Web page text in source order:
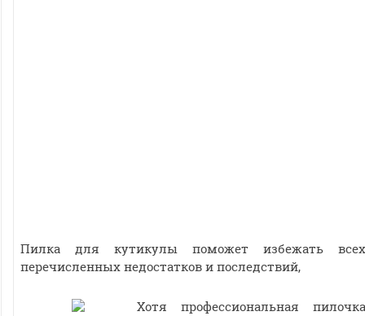
Пилка для кутикулы поможет избежать всех
перечисленных недостатков и последствий,
Хотя профессиональная пилочка